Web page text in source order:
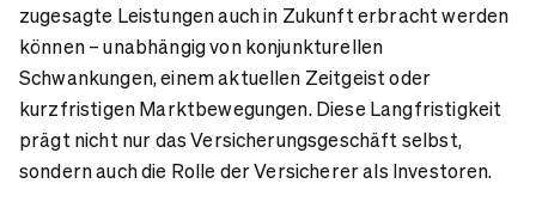
zugesagte Leistungen auch in Zukunft erbracht werden
können – unabhängig von konjunkturellen
Schwankungen, einem aktuellen Zeitgeist oder
kurzfristigen Marktbewegungen. Diese Langfristigkeit
prägt nicht nur das Versicherungsgeschäft selbst,
sondern auch die Rolle der Versicherer als Investoren.